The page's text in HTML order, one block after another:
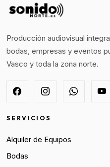
Producción audiovisual
bodas, empresas y eventos
Vasco y toda la zona norte.
SERVICIOS
Alquiler de Equipos
Bodas